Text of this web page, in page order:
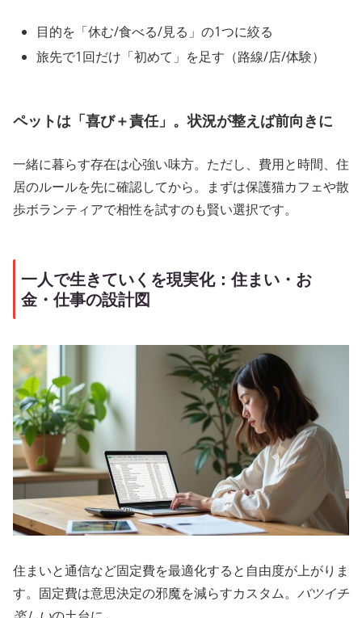
目的を「休む/食べる/見る」の1つに絞る
旅先で1回だけ「初めて」を足す（路線/店/体験）
ペットは「喜び＋責任」。状況が整えば前向きに
一緒に暮らす存在は心強い味方。ただし、費用と時間、住
居のルールを先に確認してから。まずは保護猫カフェや散
歩ボランティアで相性を試すのも賢い選択です。
一人で生きていくを現実化：住まい・お
金・仕事の設計図
住まいと通信など固定費を最適化すると自由度が上がりま
す。固定費は意思決定の邪魔を減らすカスタム。 バツイチ